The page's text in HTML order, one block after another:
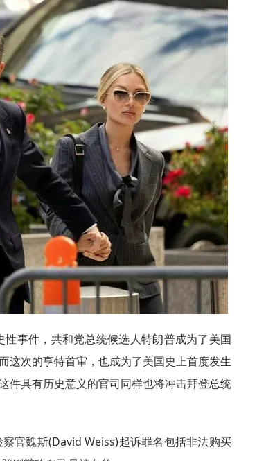
事件，共和党总统候选人特朗普成为了美国
这次的亨特首审，也成为了美国史上首度发生
件具有历史意义的官司同样也将冲击拜登总统
官魏斯(David Weiss)起诉罪名包括非法购买